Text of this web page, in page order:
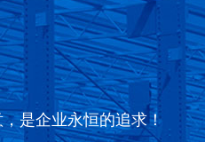
是企业永恒的追求！